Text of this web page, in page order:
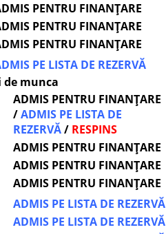
PENTRU FINANȚARE
PENTRU FINANȚARE
PENTRU FINANȚARE
PE LISTA DE REZERVĂ
de munca
ADMIS PENTRU FINANȚARE
/ADMIS PE LISTA DE
REZERVĂ/ RESPINS
ADMIS PENTRU FINANȚARE
ADMIS PENTRU FINANȚARE
ADMIS PENTRU FINANȚARE
ADMIS PE LISTA DE REZERVĂ
ADMIS PE LISTA DE REZERVĂ